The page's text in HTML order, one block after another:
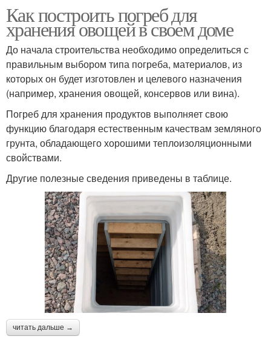
Как построить погреб для
хранения овощей в своем доме
До начала строительства необходимо определиться с
правильным выбором типа погреба, материалов, из
которых он будет изготовлен и целевого назначения
(например, хранения овощей, консервов или вина).
Погреб для хранения продуктов выполняет свою
функцию благодаря естественным качествам земляного
грунта, обладающего хорошими теплоизоляционными
свойствами.
Другие полезные сведения приведены в таблице.
читать дальше →